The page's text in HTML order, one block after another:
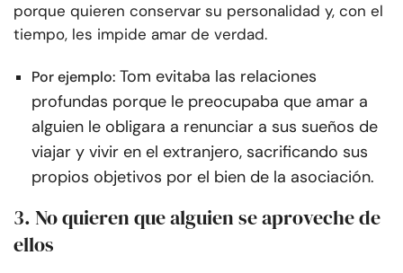
porque quieren conservar su personalidad y, con el
tiempo, les impide amar de verdad.
Por ejemplo: Tom evitaba las relaciones
profundas porque le preocupaba que amar a
alguien le obligara a renunciar a sus sueños de
viajar y vivir en el extranjero, sacrificando sus
propios objetivos por el bien de la asociación.
3. No quieren que alguien se aproveche de
ellos